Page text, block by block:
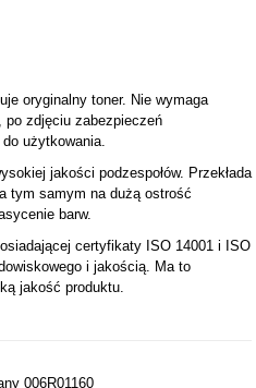
oryginalny toner. Nie wymaga
zdjęciu zabezpieczeń
użytkowania.
jakości podzespołów. Przekłada
tym samym na dużą ostrość
barw.
certyfikaty ISO 14001 i ISO
i jakością. Ma to
jakość produktu.
006R01160